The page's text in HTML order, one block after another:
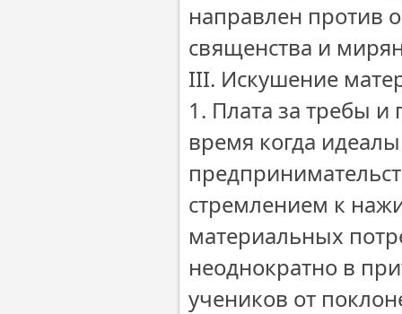
направлен против
священства и
III. Искушение
1. Плата за требы
время когда
стремлением к
материальных
неоднократно в
учеников от